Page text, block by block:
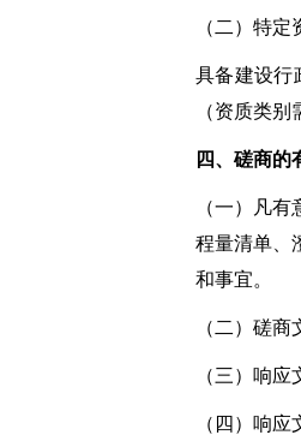
（二）特定
具备建设行
（资质类
四、磋商的
（一）凡
程量清单、
和事宜。
（二）磋
（三）响
（四）响